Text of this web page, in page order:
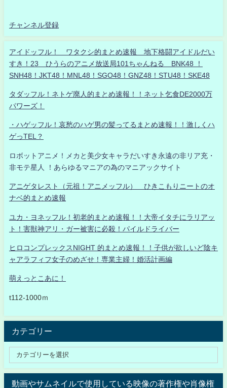
チャンネル登録
アイドッフル！ ワタクシ的まとめ速報 地下格闘アイドルだい
すき！23 ひうらのアニメ放送局101ちゃんねる BNK48 ！
SNH48！JKT48！MNL48！SGO48！GNZ48！STU48！SKE48
タダッフル！ネトゲ廃人的まとめ速報！！ネット乞食DE2000万
パワーズ！
・ハゲッフル！哀愁のハゲ男の髪ってるまとめ速報！！激しくハ
ゲっTEL？
ロボットアニメ！メカと美少女キャラだいすき永遠の非リア充・
非モテ星人 ！あらゆるマニアの為のマニアックサイト
アニゲタレスト（元祖！アニメッフル） ひきこもりニートのオ
ナベ的まとめ速報
ユカ・ヨネッフル！初老的まとめ速報！！大帝イタチにラリアッ
ト！害獣神アリ・ガー被害に必殺！パイルドライバー
ヒロコンプレックスNIGHT 的まとめ速報！！子供が欲しいど陰キ
ャアラフィフ女子のめざせ！専業主婦！婚活計画編
萌えっとこあに！
t112-1000ｍ
カテゴリー
動画やサムネイルで使用している映像の著作権や肖像権